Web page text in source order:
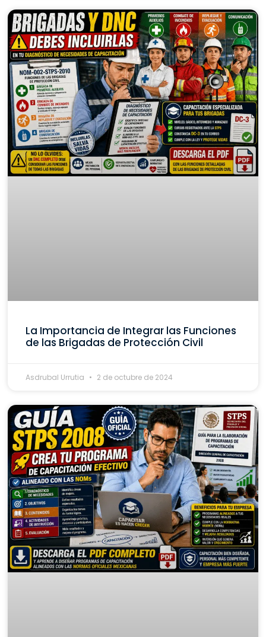
La Importancia de Integrar las Funciones
de las Brigadas de Protección Civil
Asdrubal Urrutia 2 de octubre de 2024